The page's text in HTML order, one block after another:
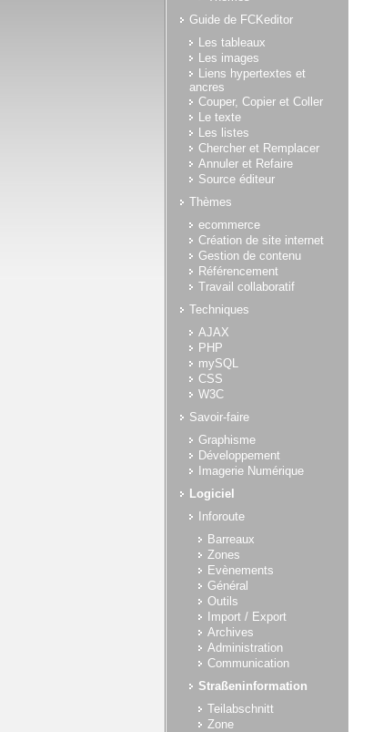
Guide de FCKeditor
Les tableaux
Les images
Liens hypertextes et
ancres
Couper, Copier et Coller
Le texte
Les listes
Chercher et Remplacer
Annuler et Refaire
Source éditeur
Thèmes
ecommerce
Création de site internet
Gestion de contenu
Référencement
Travail collaboratif
Techniques
AJAX
PHP
mySQL
CSS
W3C
Savoir-faire
Graphisme
Développement
Imagerie Numérique
Logiciel
Inforoute
Barreaux
Zones
Evènements
Général
Outils
Import / Export
Archives
Administration
Communication
Straßeninformation
Teilabschnitt
Zone